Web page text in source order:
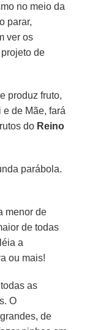
no meio da
parar,
ver os
de
produz fruto,
de Mãe, fará
do Reino
parábola.
menor de
de todas
a
ou mais!
as
O
de